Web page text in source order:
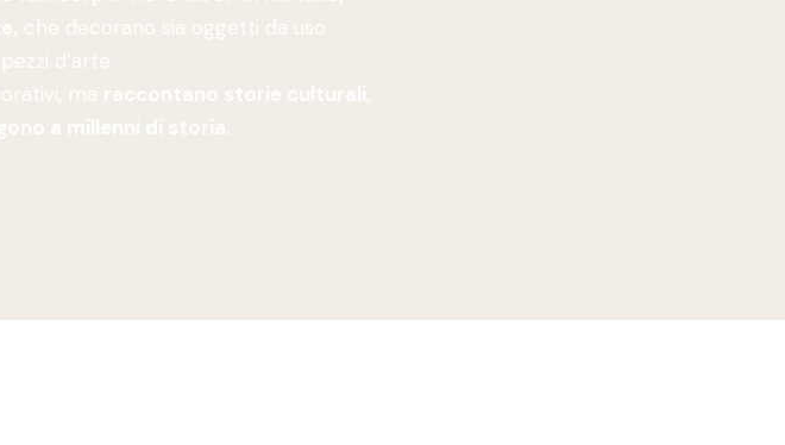
che decorano sia oggetti da uso
d’arte.
ma raccontano storie culturali,
a millenni di storia.